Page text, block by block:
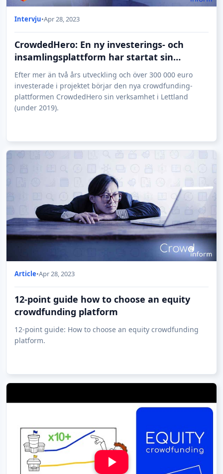
Intervju•Apr 28, 2023
CrowdedHero: En ny investerings- och
insamlingsplattform har startat sin
verksamhet i Lettland
Efter mer än två års utveckling och över 300 000 euro
investerade i projektet börjar den nya crowdfunding-
plattformen CrowdedHero sin verksamhet i Lettland
(under 2019).
Article•Apr 28, 2023
12-point guide how to choose an equity
crowdfunding platform
12-point guide: How to choose an equity crowdfunding
platform.